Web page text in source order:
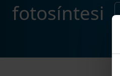
fotosíntesi